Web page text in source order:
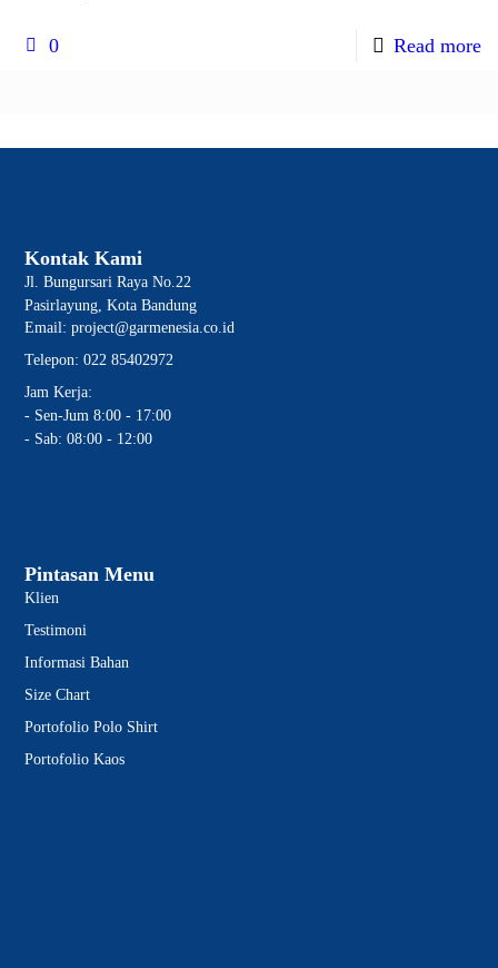
0 Read more
Pintasan Menu
Klien
Testimoni
Informasi Bahan
Size Chart
Portofolio Polo Shirt
Portofolio Kaos
Kontak Kami
Jl. Bungursari Raya No.22
Pasirlayung, Kota Bandung
Email: project@garmenesia.co.id
Telepon: 022 85402972
Jam Kerja:
- Sen-Jum 8:00 - 17:00
- Sab: 08:00 - 12:00